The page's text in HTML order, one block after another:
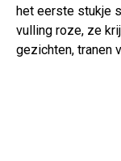
het eerste stukje
vulling roze, ze
gezichten, tranen